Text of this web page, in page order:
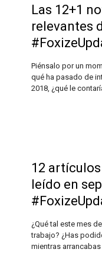
Las 12+1
relevantes
Piénsalo por un
qué ha pasado de
2018, ¿qué le
12
leído en
¿Qué tal este mes
trabajo? ¿Has
mientras